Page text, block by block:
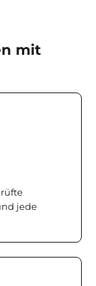
mit
jede